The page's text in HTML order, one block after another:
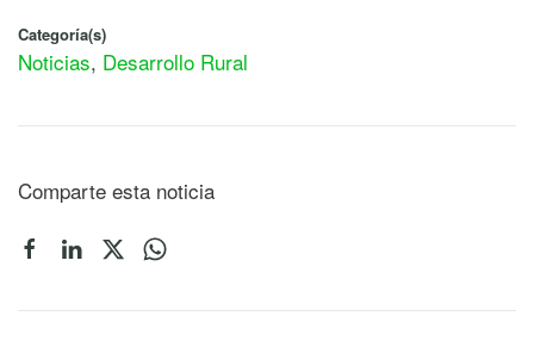
Categoría(s)
Noticias, Desarrollo Rural
Comparte esta noticia